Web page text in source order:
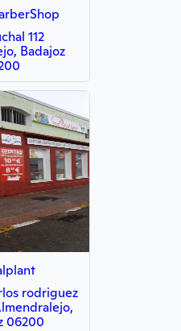
112
Badajoz
rodriguez
06200